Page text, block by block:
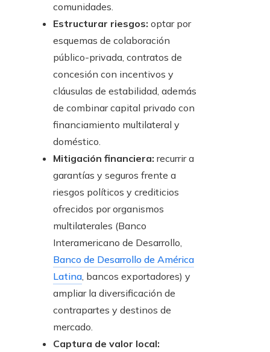
comunidades.
Estructurar riesgos: optar por
esquemas de colaboración
público-privada, contratos de
concesión con incentivos y
cláusulas de estabilidad, además
de combinar capital privado con
financiamiento multilateral y
doméstico.
Mitigación financiera: recurrir a
garantías y seguros frente a
riesgos políticos y crediticios
ofrecidos por organismos
multilaterales (Banco
Interamericano de Desarrollo,
Banco de Desarrollo de América
Latina, bancos exportadores) y
ampliar la diversificación de
contrapartes y destinos de
mercado.
Captura de valor local: